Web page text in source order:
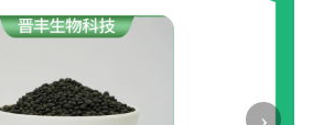
›